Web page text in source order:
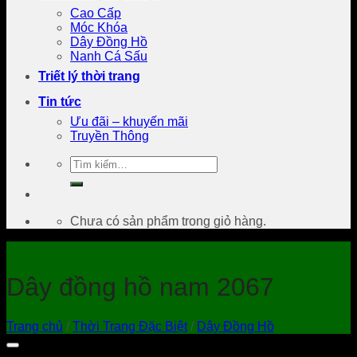
Cao Cấp
Móc Khóa
Dây Đồng Hồ
Nanh Cá Sấu
Triết lý thời trang
Tin tức
Ưu đãi – khuyến mãi
Truyền Thông
Tìm
kiếm:
Chưa có sản phẩm trong giỏ hàng.
Dây đồng hồ nam 2067
Trang chủ / Thời Trang Đặc Biệt / Dây Đồng Hồ